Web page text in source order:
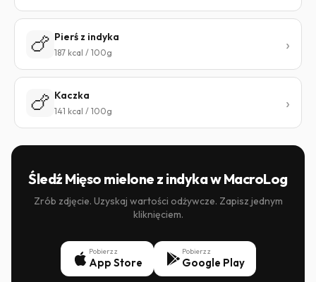
🍗 Pierś z indyka
187 kcal / 100g
🍗 Kaczka
141 kcal / 100g
Śledź Mięso mielone z indyka w MacroLog
Zrób zdjęcie. Uzyskaj wartości odżywcze. Zapisz jednym
kliknięciem.
Pobierz z
App Store
Pobierz z
Google Play